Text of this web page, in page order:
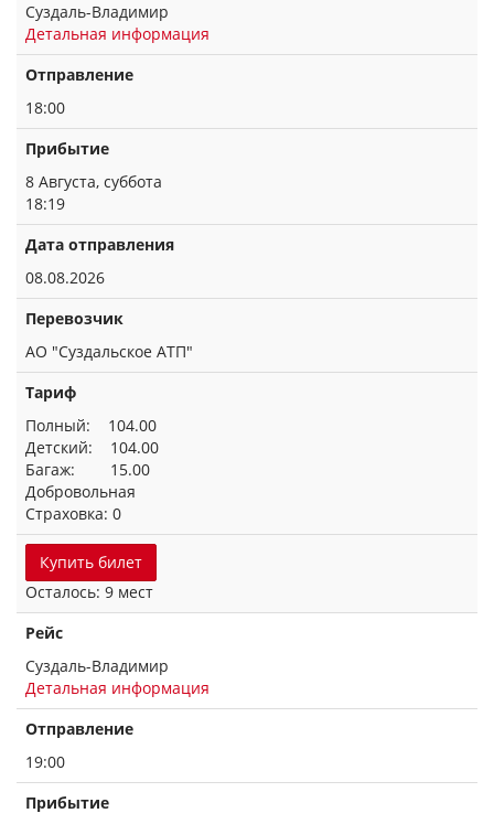
Суздаль-Владимир
Детальная информация
Отправление
18:00
Прибытие
8 Августа, суббота
18:19
Дата отправления
08.08.2026
Перевозчик
АО "Суздальское АТП"
Тариф
Полный: 104.00
Детский: 104.00
Багаж: 15.00
Добровольная
Страховка: 0
Купить билет
Осталось: 9 мест
Рейс
Суздаль-Владимир
Детальная информация
Отправление
19:00
Прибытие